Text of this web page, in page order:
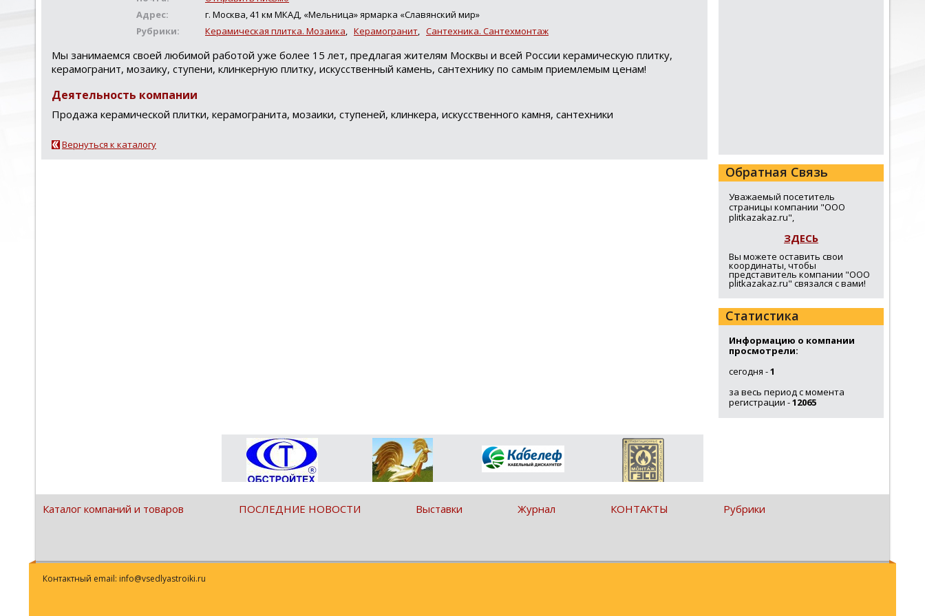
Адрес:
г. Москва, 41 км МКАД, «Мельница» ярмарка «Славянский мир»
Рубрики:
Керамическая плитка. Мозаика, Керамогранит, Сантехника. Сантехмонтаж
Мы занимаемся своей любимой работой уже более 15 лет, предлагая жителям Москвы и всей России керамическую плитку,
керамогранит, мозаику, ступени, клинкерную плитку, искусственный камень, сантехнику по самым приемлемым ценам!
Деятельность компании
Продажа керамической плитки, керамогранита, мозаики, ступеней, клинкера, искусственного камня, сантехники
Вернуться к каталогу
Обратная Связь
Уважаемый посетитель
страницы компании "ООО
plitkazakaz.ru",
ЗДЕСЬ
Вы можете оставить свои
координаты, чтобы
представитель компании "ООО
plitkazakaz.ru" связался с вами!
Статистика
Информацию о компании
просмотрели:
сегодня -1
за весь период с момента
регистрации -12065
Каталог компаний и товаров ПОСЛЕДНИЕ НОВОСТИ Выставки Журнал КОНТАКТЫ Рубрики
Контактный email: info@vsedlyastroiki.ru